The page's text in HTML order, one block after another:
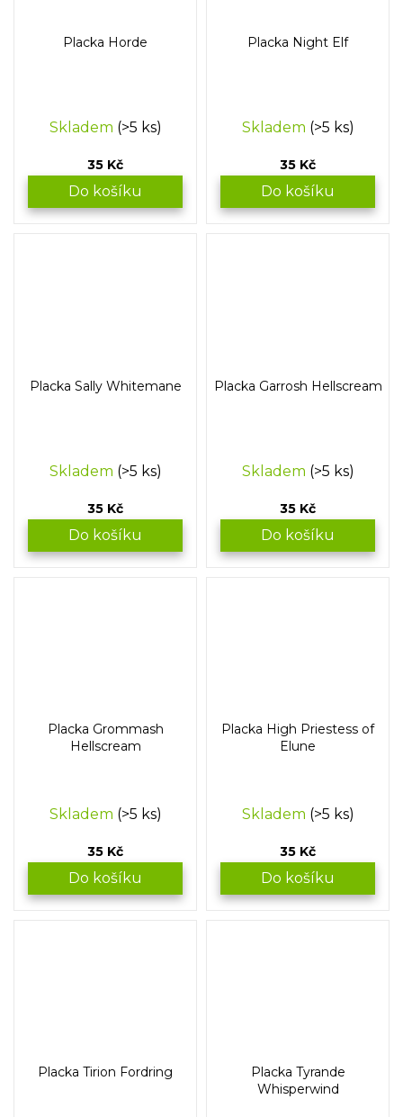
Placka Horde
Skladem (>5 ks)
35 Kč
Do košíku
Placka Night Elf
Skladem (>5 ks)
35 Kč
Do košíku
Placka Sally Whitemane
Skladem (>5 ks)
35 Kč
Do košíku
Placka Garrosh Hellscream
Skladem (>5 ks)
35 Kč
Do košíku
Placka Grommash
Hellscream
Skladem (>5 ks)
35 Kč
Do košíku
Placka High Priestess of
Elune
Skladem (>5 ks)
35 Kč
Do košíku
Placka Tirion Fordring
Placka Tyrande
Whisperwind